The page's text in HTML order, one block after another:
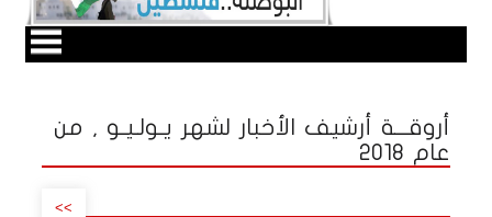
أروقـــة أرشيف الأخبار لشهر يـولـيـو , من
عام 2018
>>